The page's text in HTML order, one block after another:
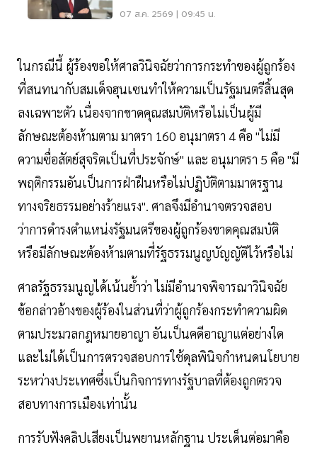
คุณสมบัตินพ.สรณ
07 ส.ค. 2569 | 09:45 น.
ในกรณีนี้ ผู้ร้องขอให้ศาลวินิจฉัยว่าการกระทำของผู้ถูกร้อง
ที่สนทนากับสมเด็จฮุนเซนทำให้ความเป็นรัฐมนตรีสิ้นสุด
ลงเฉพาะตัว เนื่องจากขาดคุณสมบัติหรือไม่เป็นผู้มี
ลักษณะต้องห้ามตาม มาตรา 160 อนุมาตรา 4 คือ "ไม่มี
ความซื่อสัตย์สุจริตเป็นที่ประจักษ์" และ อนุมาตรา 5 คือ "มี
พฤติกรรมอันเป็นการฝ่าฝืนหรือไม่ปฏิบัติตามมาตรฐาน
ทางจริยธรรมอย่างร้ายแรง". ศาลจึงมีอำนาจตรวจสอบ
ว่าการดำรงตำแหน่งรัฐมนตรีของผู้ถูกร้องขาดคุณสมบัติ
หรือมีลักษณะต้องห้ามตามที่รัฐธรรมนูญบัญญัติไว้หรือไม่
ศาลรัฐธรรมนูญได้เน้นย้ำว่า ไม่มีอำนาจพิจารณาวินิจฉัย
ข้อกล่าวอ้างของผู้ร้องในส่วนที่ว่าผู้ถูกร้องกระทำความผิด
ตามประมวลกฎหมายอาญา อันเป็นคดีอาญาแต่อย่างใด
และไม่ได้เป็นการตรวจสอบการใช้ดุลพินิจกำหนดนโยบาย
ระหว่างประเทศซึ่งเป็นกิจการทางรัฐบาลที่ต้องถูกตรวจ
สอบทางการเมืองเท่านั้น
การรับฟังคลิปเสียงเป็นพยานหลักฐาน ประเด็นต่อมาคือ